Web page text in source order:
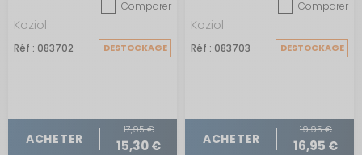
Comparer
Koziol
Réf : 083702 DESTOCKAGE
ACHETER
17,95 €
15,30 €
Comparer
Koziol
Réf : 083703 DESTOCKAGE
ACHETER
19,95 €
16,95 €